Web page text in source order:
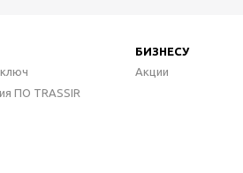
ПО TRASSIR
БИЗНЕСУ
Акции